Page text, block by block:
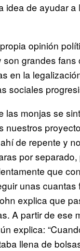
de ayudar
opinión
grandes fans
en la
sociales
monjas se
nuestros
de repente y
por
que
unas
explica que
A partir de ese
explica:
llena de